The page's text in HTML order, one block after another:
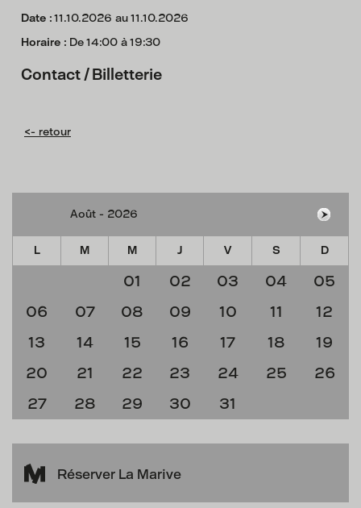
Date :11.10.2026 au 11.10.2026
Horaire : De 14:00 à 19:30
Contact / Billetterie
<- retour
L M M J V S D
01 02 03 04
05
06
07 08 09 10 11
12
13
14 15 16 17 18
19
20
21 22 23 24 25
26
27
28 29 30 31
Réserver La Marive